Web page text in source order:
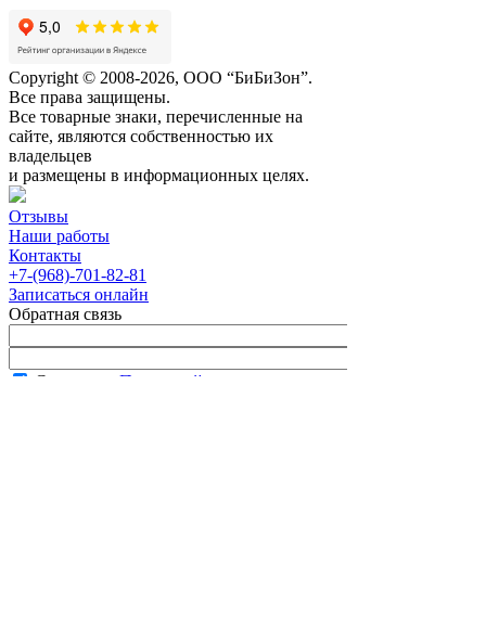
Copyright © 2008-2026, ООО “БиБиЗон”.
Все права защищены.
Все товарные знаки, перечисленные на
сайте, являются собственностью их
владельцев
и размещены в информационных целях.
Отзывы
Наши работы
Контакты
+7-(968)-701-82-81
Записаться онлайн
Обратная связь
Согласен с Политикой